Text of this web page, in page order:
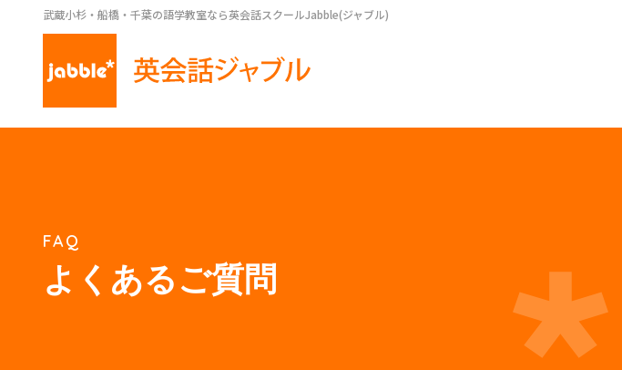
武蔵小杉・船橋・千葉の語学教室なら英会話スクールJabble(ジャブル)
FAQ
よくあるご質問